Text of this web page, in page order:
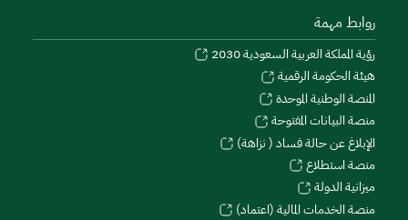
روابط مهمة
رؤية المملكة العربية السعودية 2030
هيئة الحكومة الرقمية
المنصة الوطنية الموحدة
منصة البيانات المفتوحة
الإبلاغ عن حالة فساد ( نزاهة)
منصة استطلاع
ميزانية الدولة
منصة الخدمات المالية (اعتماد)